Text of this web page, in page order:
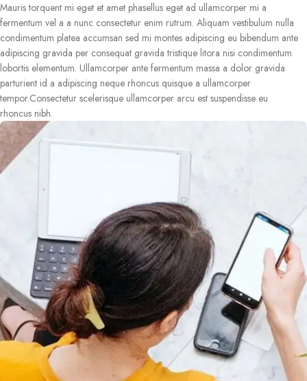
Mauris torquent mi eget et amet phasellus eget ad ullamcorper mi a
fermentum vel a a nunc consectetur enim rutrum. Aliquam vestibulum nulla
condimentum platea accumsan sed mi montes adipiscing eu bibendum ante
adipiscing gravida per consequat gravida tristique litora nisi condimentum
lobortis elementum. Ullamcorper ante fermentum massa a dolor gravida
parturient id a adipiscing neque rhoncus quisque a ullamcorper
tempor.Consectetur scelerisque ullamcorper arcu est suspendisse eu
rhoncus nibh.